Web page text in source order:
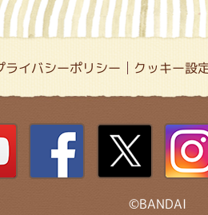
ライバシーポリシー クッキー設
©BANDAI